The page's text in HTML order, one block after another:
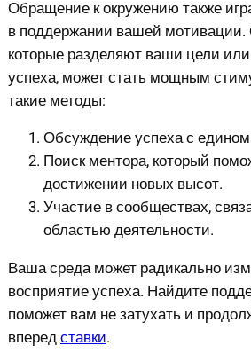
Обращение к окружению также
в поддержании вашей
которые разделяют ваши цели
успеха, может стать мощным
такие методы:
Обсуждение успеха с
Поиск ментора, который
достижении новых высот.
Участие в сообществах,
областью деятельности.
Ваша среда может радикально
восприятие успеха. Найдите
поможет вам не затухать и
впередставки.